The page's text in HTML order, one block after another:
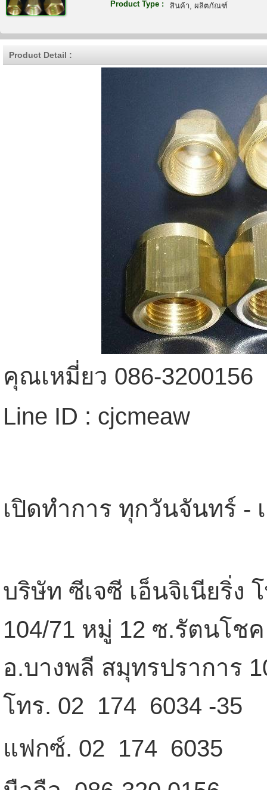
Product Type :
สินค้า, ผลิตภัณฑ์
Product Detail :
คุณเหมี่ยว 086-3200156
Line ID : cjcmeaw
เปิดทำการ ทุกวันจันทร์ -
บริษัท ซีเจซี เอ็นจิเนียริ่ง
104/71 หมู่ 12 ซ.รัตนโช
อ.บางพลี สมุทรปราการ
โทร. 02  174  6034 -35
แฟกซ์. 02  174  6035